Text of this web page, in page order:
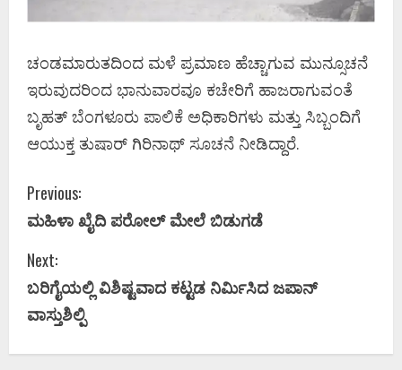
ಚಂಡಮಾರುತದಿಂದ ಮಳೆ ಪ್ರಮಾಣ ಹೆಚ್ಚಾಗುವ ಮುನ್ಸೂಚನೆ
ಇರುವುದರಿಂದ ಭಾನುವಾರವೂ ಕಚೇರಿಗೆ ಹಾಜರಾಗುವಂತೆ
ಬೃಹತ್​ ಬೆಂಗಳೂರು ಪಾಲಿಕೆ ಅಧಿಕಾರಿಗಳು ಮತ್ತು ಸಿಬ್ಬಂದಿಗೆ
ಆಯುಕ್ತ ತುಷಾರ್​ ಗಿರಿನಾಥ್​ ಸೂಚನೆ ನೀಡಿದ್ದಾರೆ.
C
o
n
t
i
Previous:
ಮಹಿಳಾ ಖೈದಿ ಪರೋಲ್ ಮೇಲೆ ಬಿಡುಗಡೆ
Next:
ಬರಿಗೈಯಲ್ಲಿ ವಿಶಿಷ್ಟವಾದ ಕಟ್ಟಡ ನಿರ್ಮಿಸಿದ ಜಪಾನ್‌
ವಾಸ್ತುಶಿಲ್ಪಿ